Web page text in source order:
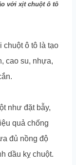
với xịt chuột ô tô
ô tô là tạo
cao su, nhựa,
như đặt bẫy,
quả chống
đủ nồng độ
dầu kỵ chuột.